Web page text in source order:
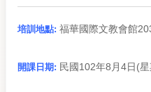
培訓地點: 福華國際文教會館
開課日期: 民國102年8月4日(